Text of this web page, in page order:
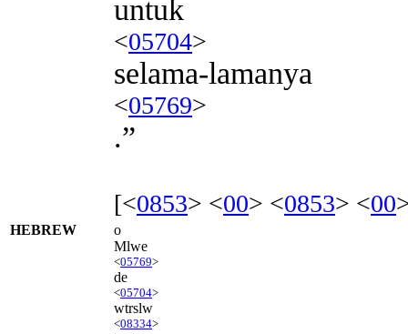
untuk
<05704>
selama-lamanya
<05769>
.”
[<0853> <00> <0853> <00
HEBREW
o
Mlwe
<05769>
de
<05704>
wtrslw
<08334>